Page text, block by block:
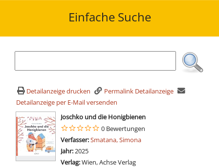
Einfache Suche
Detailanzeige drucken
Permalink Detailanzeige
Detailanzeige per E-Mail versenden
wird in neuem Tab geöffnet
Joschko und die Honigbienen
0 Bewertungen
Verfasser:Suche nach diesem Verfasser
Smatana, Simona
Jahr:2025
Verlag:Wien, Achse Verlag